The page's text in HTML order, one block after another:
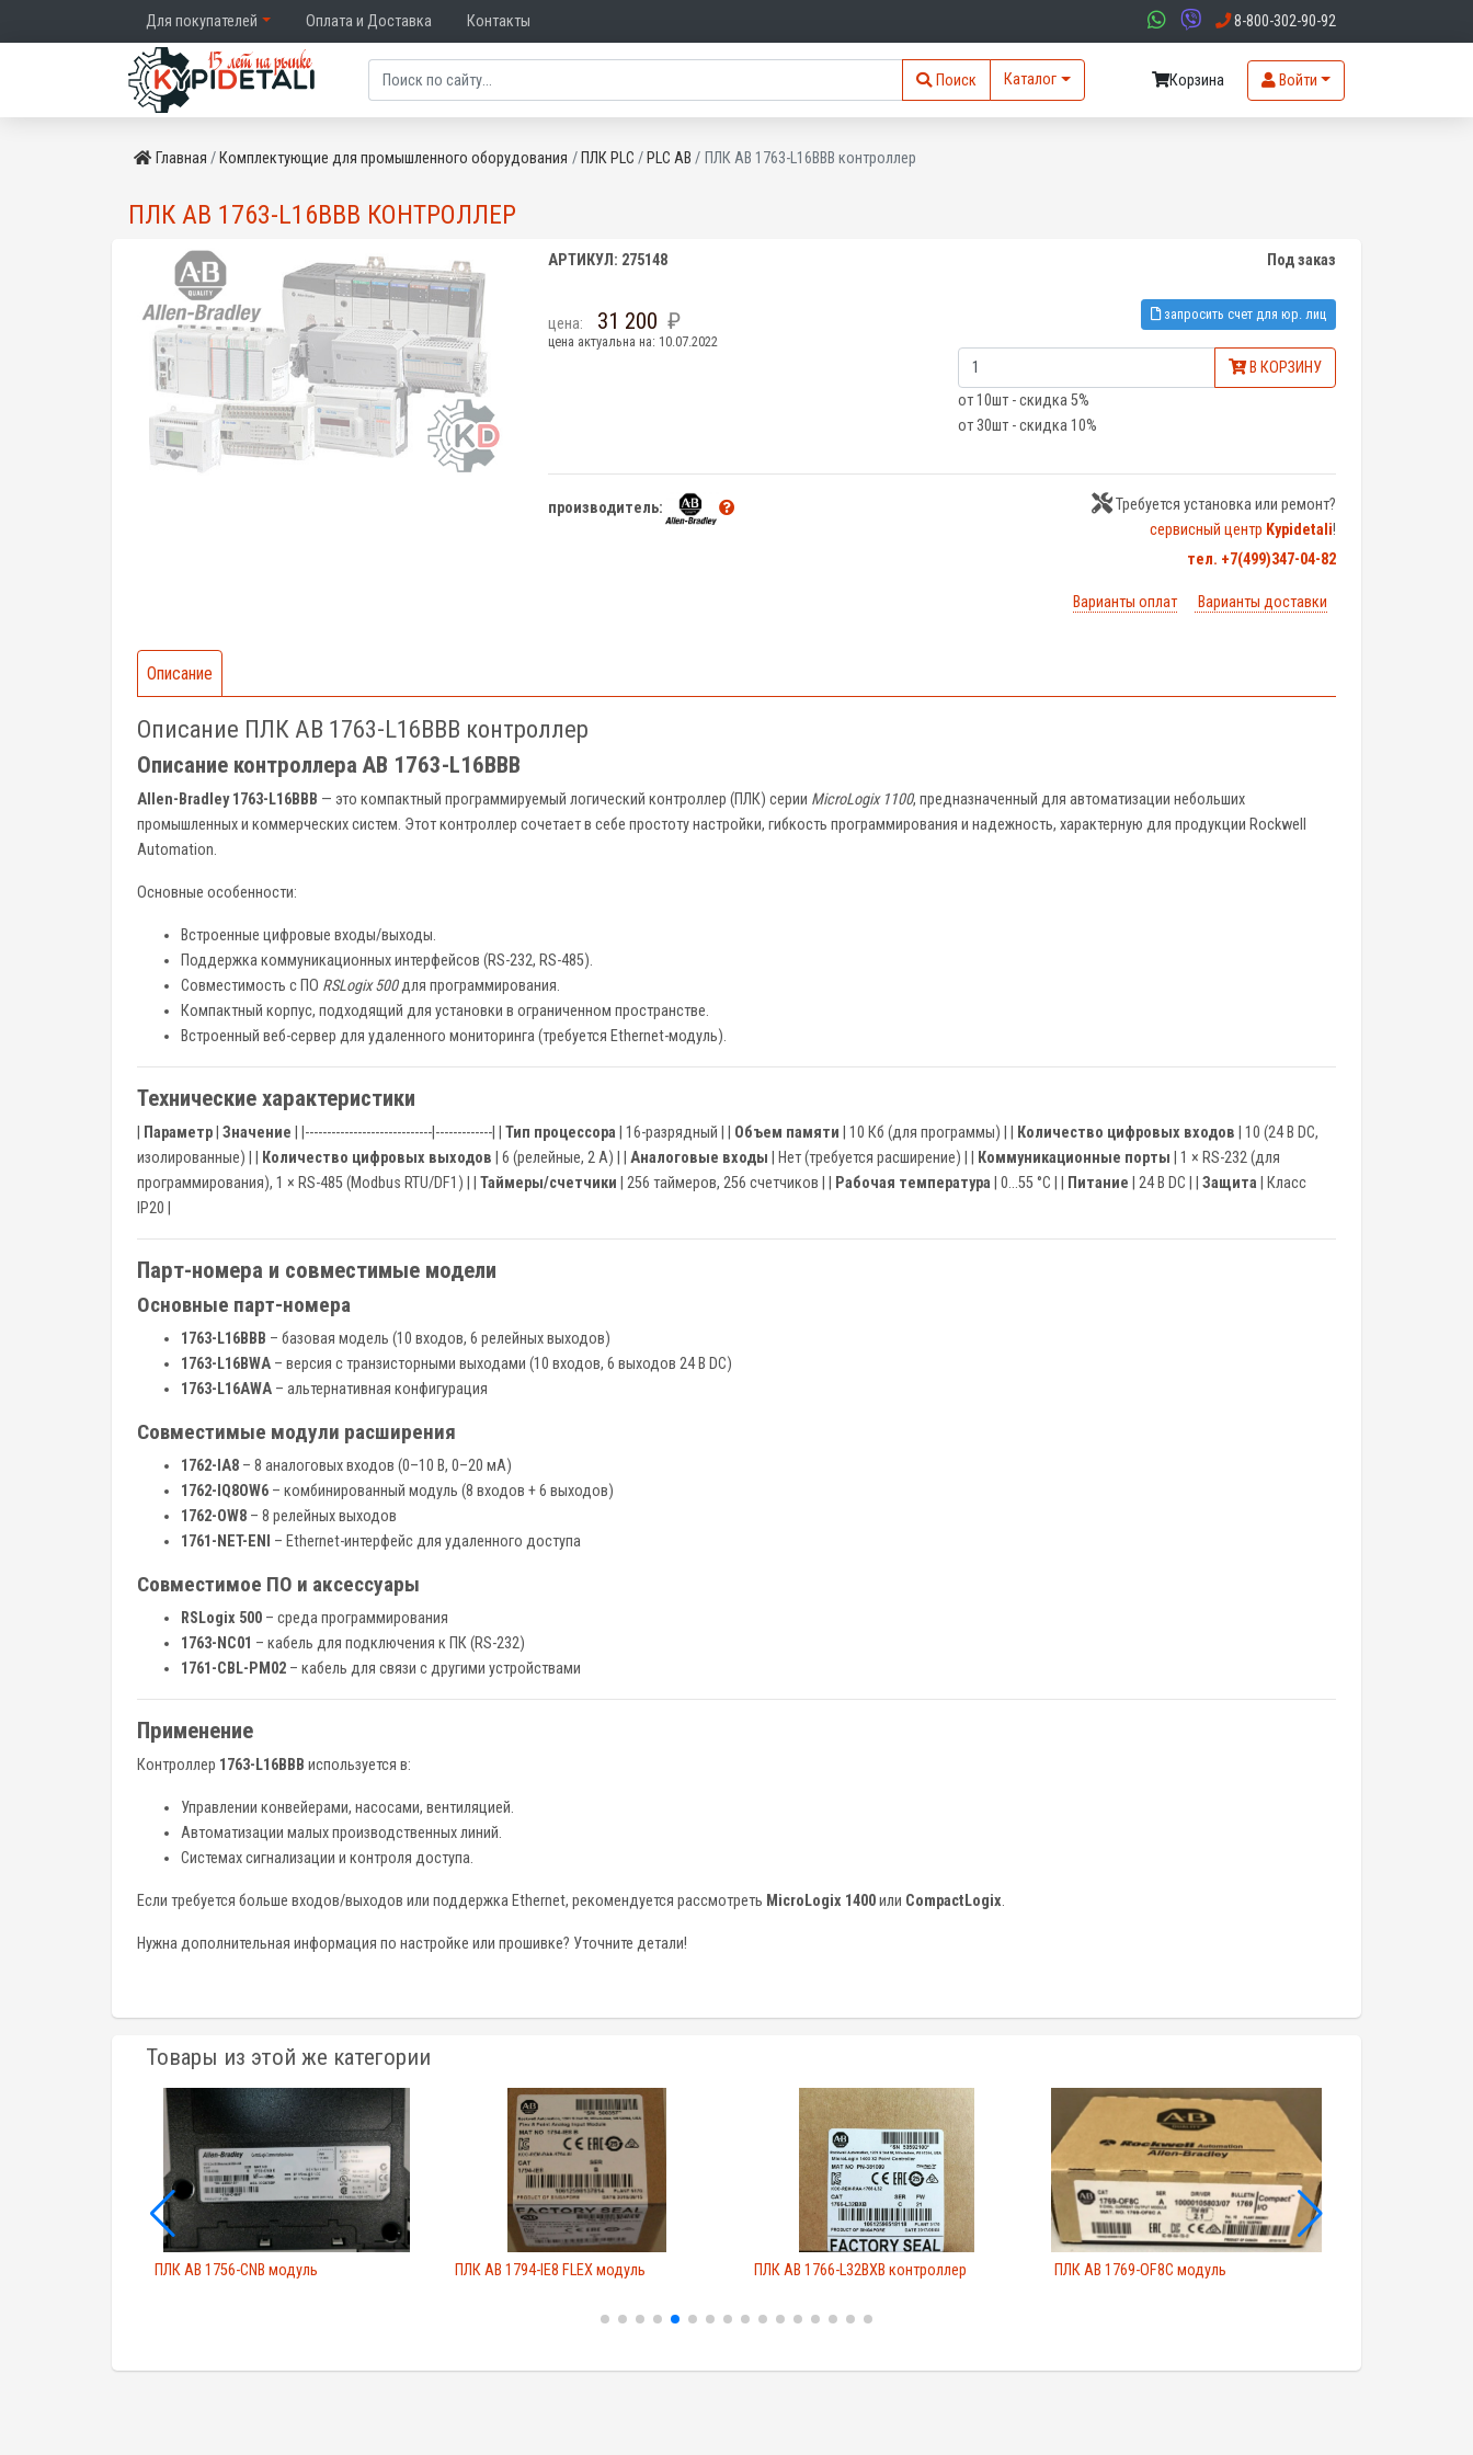
Для покупателей Оплата и Доставка Контакты 8-800-302-90-92
Поиск Каталог Корзина Войти
Главная Комплектующие для промышленного оборудования ПЛК PLC PLC AB ПЛК AB 1763-L16BBB контроллер
ПЛК AB 1763-L16BBB КОНТРОЛЛЕР
АРТИКУЛ: 275148 Под заказ
цена: 31 200
цена актуальна на: 10.07.2022
запросить счет для юр. лиц
В КОРЗИНУ
от 10шт - скидка 5%
от 30шт - скидка 10%
производитель:
Требуется установка или ремонт?
сервисный центр Kypidetali!
тел. +7(499)347-04-82
Варианты оплат Варианты доставки
Описание
Описание ПЛК AB 1763-L16BBB контроллер
Описание контроллера AB 1763-L16BBB
Allen-Bradley 1763-L16BBB — это компактный программируемый логический контроллер (ПЛК) серии MicroLogix 1100, предназначенный для автоматизации небольших
промышленных и коммерческих систем. Этот контроллер сочетает в себе простоту настройки, гибкость программирования и надежность, характерную для продукции Rockwell
Automation.
Основные особенности:
Встроенные цифровые входы/выходы.
Поддержка коммуникационных интерфейсов (RS-232, RS-485).
Совместимость с ПО RSLogix 500для программирования.
Компактный корпус, подходящий для установки в ограниченном пространстве.
Встроенный веб-сервер для удаленного мониторинга (требуется Ethernet-модуль).
Технические характеристики
Параметр Значение | |-----------------------------|-------------| | Тип процессора | 16-разрядный | | Объем памяти | 10 Кб (для программы) | | Количество цифровых входов | 10 (24 В DC,
изолированные) | |
Количество цифровых выходов | 6 (релейные, 2 А) | | Аналоговые входы | Нет (требуется расширение) | | Коммуникационные порты | 1 × RS-232 (для
программирования), 1 × RS-485 (Modbus RTU/DF1) | | Таймеры/счетчики | 256 таймеров, 256 счетчиков | | Рабочая температура | 0…55 °C | | Питание | 24 В DC | | Защита | Класс
IP20 |
Парт-номера и совместимые модели
Основные парт-номера
1763-L16BBB – базовая модель (10 входов, 6 релейных выходов)
1763-L16BWA – версия с транзисторными выходами (10 входов, 6 выходов 24 В DC)
1763-L16AWA – альтернативная конфигурация
Совместимые модули расширения
1762-IA8 – 8 аналоговых входов (0–10 В, 0–20 мА)
1762-IQ8OW6 – комбинированный модуль (8 входов + 6 выходов)
1762-OW8 – 8 релейных выходов
1761-NET-ENI
– Ethernet-интерфейс для удаленного доступа
Совместимое ПО и аксессуары
RSLogix 500 – среда программирования
1763-NC01 – кабель для подключения к ПК (RS-232)
1761-CBL-PM02 – кабель для связи с другими устройствами
Применение
Контроллер 1763-L16BBB используется в:
Управлении конвейерами, насосами, вентиляцией.
Автоматизации малых производственных линий.
Системах сигнализации и контроля доступа.
Если требуется больше входов/выходов или поддержка Ethernet, рекомендуется рассмотреть MicroLogix 1400или CompactLogix.
Нужна дополнительная информация по настройке или прошивке? Уточните детали!
Товары из этой же категории
ПЛК AB 1756-CNB модуль ПЛК AB 1794-IE8 FLEX модуль ПЛК AB 1766-L32BXB контроллер ПЛК AB 1769-OF8C модуль